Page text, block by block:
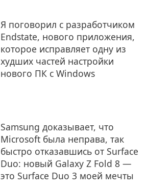
Я поговорил с разработчиком
Endstate, нового приложения,
которое исправляет одну из
худших частей настройки
нового ПК с Windows
Samsung доказывает, что
Microsoft была неправа, так
быстро отказавшись от Surface
Duo: новый Galaxy Z Fold 8 —
это Surface Duo 3 моей мечты